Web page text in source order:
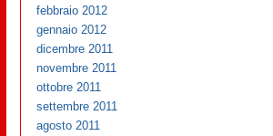
febbraio 2012
gennaio 2012
dicembre 2011
novembre 2011
ottobre 2011
settembre 2011
agosto 2011